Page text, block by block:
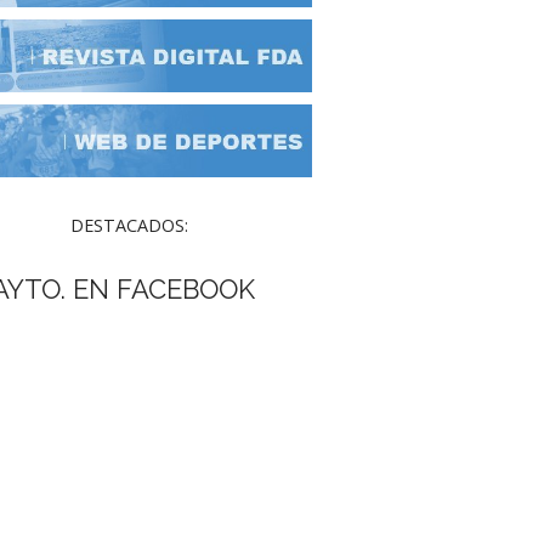
DESTACADOS:
EN FACEBOOK